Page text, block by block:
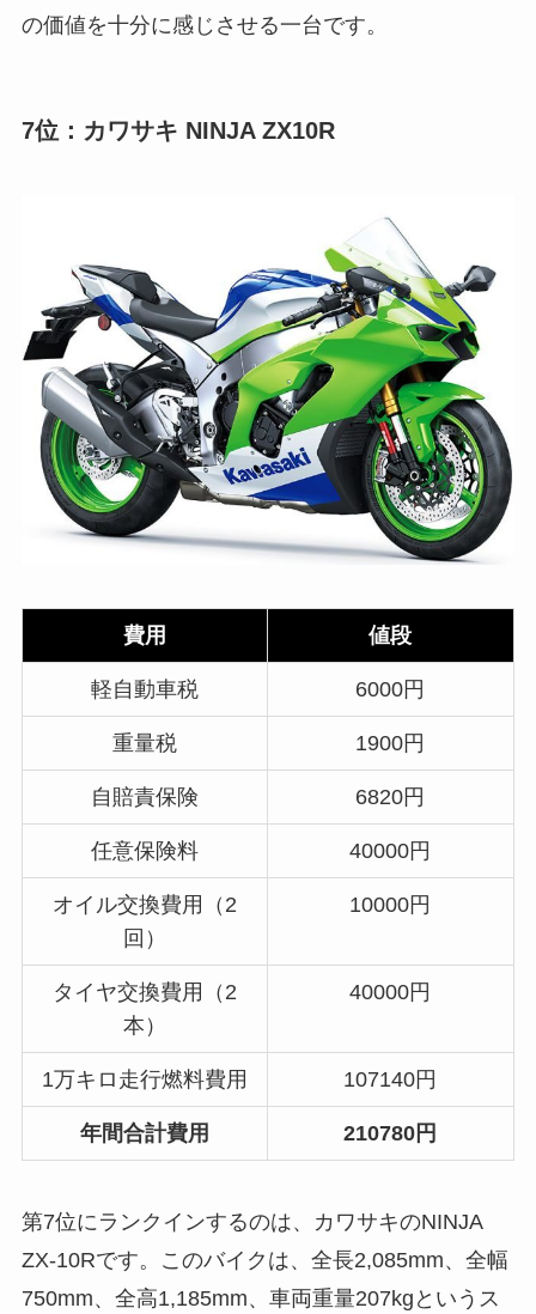
の価値を十分に感じさせる一台です。
7位：カワサキ NINJA ZX10R
費用 値段
軽自動車税 6000円
重量税 1900円
自賠責保険 6820円
任意保険料 40000円
オイル交換費用（2
回）
10000円
タイヤ交換費用（2
本）
40000円
1万キロ走行燃料費用 107140円
年間合計費用 210780円
第7位にランクインするのは、カワサキのNINJA
ZX-10Rです。このバイクは、全長2,085mm、全幅
750mm、全高1,185mm、車両重量207kgというス